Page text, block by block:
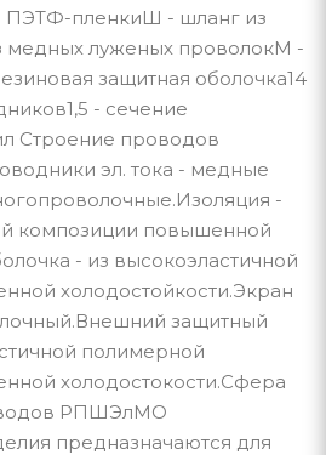
ПЭТФ-пленкиШ - шланг из
медных луженых проволокМ -
защитная оболочка14
- сечение
Строение проводов
эл. тока - медные
-
композиции повышенной
- из высокоэластичной
холодостойкости.Экран
защитный
полимерной
холодостокости.Сфера
РПШЭлМО
предназначаются для